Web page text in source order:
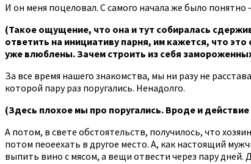
И он меня поцеловал. С самого начала же было
(Такое ощущение, что она и тут собиралась
ответить на инициативу парня, им кажется, что
уже влюблены. Зачем строить из себя
За все время нашего знакомства, мы ни разу не
которой пару раз поругались. Ненадолго.
(Здесь плохое мы про поругались. Вроде и
А потом, в свете обстоятельств, получилось, что
потом пеоеехать в другое место. А, как настоящий
выпить вино с мясом, а вещи отвести через пару дней.